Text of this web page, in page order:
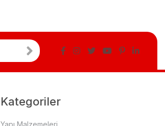
Kategoriler
Yapı Malzemeleri